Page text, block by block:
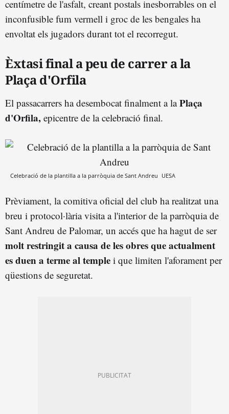
centímetre de l'asfalt, creant postals inesborrables on el
inconfusible fum vermell i groc de les bengales ha
envoltat els jugadors durant tot el recorregut.
Èxtasi final a peu de carrer a la
Plaça d'Orfila
El passacarrers ha desembocat finalment a laPlaça
d'Orfila, epicentre de la celebració final.
Celebració de la plantilla a la parròquia de Sant Andreu UESA
Prèviament, la comitiva oficial del club ha realitzat una
breu i protocol·lària visita a l'interior de la parròquia de
Sant Andreu de Palomar, un accés que ha hagut de ser
molt restringit a causa de les obres que actualment
es duen a terme al temple i que limiten l'aforament per
qüestions de seguretat.